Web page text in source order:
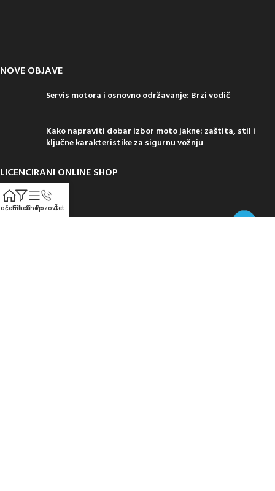
NOVE OBJAVE
Servis motora i osnovno održavanje: Brzi vodič
Kako napraviti dobar izbor moto jakne: zaštita, stil i
ključne karakteristike za sigurnu vožnju
LICENCIRANI ONLINE SHOP
FilteriShopPozoviČet